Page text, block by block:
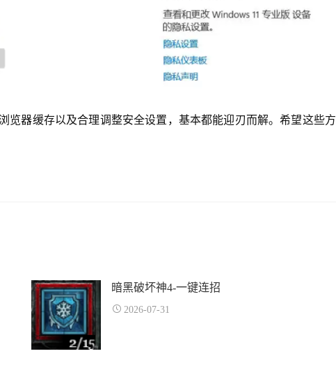
览器缓存以及合理调整安全设置，基本都能迎刃而解。希望这些方
暗黑破坏神4-一键连招
2026-07-31